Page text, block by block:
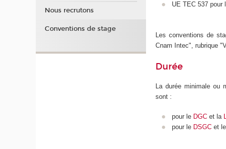
UE TEC 537 pour
Les conventions de
Cnam Intec", rubrique
Durée
La durée minimale
sont :
pour le DGCet la
pour le DSGCet le
Nous recrutons
Conventions de stage